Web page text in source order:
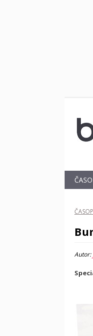
Autor: